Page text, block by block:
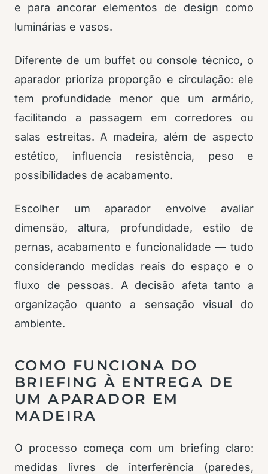
e para ancorar elementos de design como
luminárias e vasos.
Diferente de um buffet ou console técnico, o
aparador prioriza proporção e circulação: ele
tem profundidade menor que um armário,
facilitando a passagem em corredores ou
salas estreitas. A madeira, além de aspecto
estético, influencia resistência, peso e
possibilidades de acabamento.
Escolher um aparador envolve avaliar
dimensão, altura, profundidade, estilo de
pernas, acabamento e funcionalidade — tudo
considerando medidas reais do espaço e o
fluxo de pessoas. A decisão afeta tanto a
organização quanto a sensação visual do
ambiente.
COMO FUNCIONA DO
BRIEFING À ENTREGA DE
UM APARADOR EM
MADEIRA
O processo começa com um briefing claro:
medidas livres de interferência (paredes,